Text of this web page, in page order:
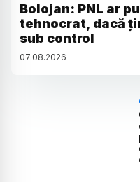
Bolojan: PNL ar
tehnocrat, dacă
sub control
07.08.2026